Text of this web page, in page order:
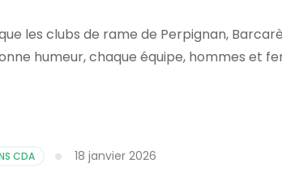
les clubs de rame de Perpignan,
humeur, chaque équipe, hommes et
CDA 18 janvier 2026